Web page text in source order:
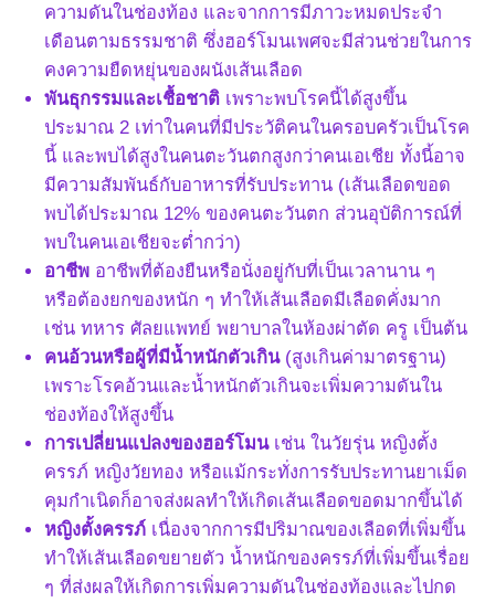
ความดันในช่องท้อง และจากการมีภาวะหมดประจำ
เดือนตามธรรมชาติ ซึ่งฮอร์โมนเพศจะมีส่วนช่วยในการ
คงความยืดหยุ่นของผนังเส้นเลือด
พันธุกรรมและเชื้อชาติเพราะพบโรคนี้ได้สูงขึ้น
ประมาณ 2 เท่าในคนที่มีประวัติคนในครอบครัวเป็นโรค
นี้ และพบได้สูงในคนตะวันตกสูงกว่าคนเอเชีย ทั้งนี้อาจ
มีความสัมพันธ์กับอาหารที่รับประทาน (เส้นเลือดขอด
พบได้ประมาณ 12% ของคนตะวันตก ส่วนอุบัติการณ์ที่
พบในคนเอเชียจะต่ำกว่า)
อาชีพอาชีพที่ต้องยืนหรือนั่งอยู่กับที่เป็นเวลานาน ๆ
หรือต้องยกของหนัก ๆ ทำให้เส้นเลือดมีเลือดคั่งมาก
เช่น ทหาร ศัลยแพทย์ พยาบาลในห้องผ่าตัด ครู เป็นต้น
คนอ้วนหรือผู้ที่มีน้ำหนักตัวเกิน(สูงเกินค่ามาตรฐาน)
เพราะโรคอ้วนและน้ำหนักตัวเกินจะเพิ่มความดันใน
ช่องท้องให้สูงขึ้น
การเปลี่ยนแปลงของฮอร์โมนเช่น ในวัยรุ่น หญิงตั้ง
ครรภ์ หญิงวัยทอง หรือแม้กระทั่งการรับประทานยาเม็ด
คุมกำเนิดก็อาจส่งผลทำให้เกิดเส้นเลือดขอดมากขึ้นได้
หญิงตั้งครรภ์เนื่องจากการมีปริมาณของเลือดที่เพิ่มขึ้น
ทำให้เส้นเลือดขยายตัว น้ำหนักของครรภ์ที่เพิ่มขึ้นเรื่อย
ๆ ที่ส่งผลให้เกิดการเพิ่มความดันในช่องท้องและไปกด